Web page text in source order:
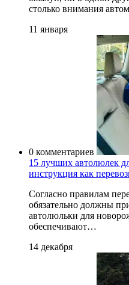
столько внимания
11 января
0 комментариев
15 лучших автолюлек
инструкция как
Согласно правилам
обязательно должны
автолюльки для
обеспечивают…
14 декабря